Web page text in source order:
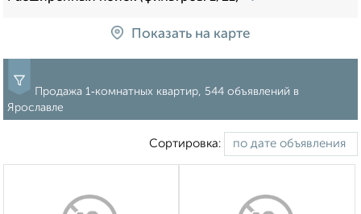
Показать на карте
Продажа 1‑комнатных квартир, 544 объявлений в
Ярославле
Сортировка: